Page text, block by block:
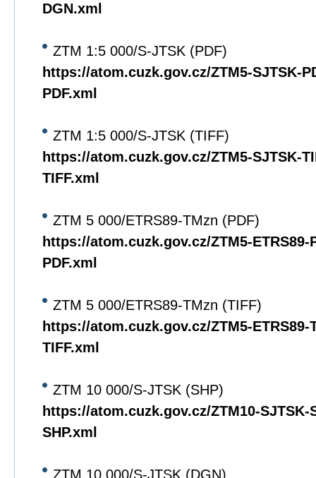
DGN.xml
ZTM 1:5 000/S-JTSK (PDF)
https://atom.cuzk.gov.cz/ZTM5-SJTSK-
PDF.xml
ZTM 1:5 000/S-JTSK (TIFF)
https://atom.cuzk.gov.cz/ZTM5-SJTSK-
TIFF.xml
ZTM 5 000/ETRS89-TMzn (PDF)
https://atom.cuzk.gov.cz/ZTM5-ETRS89-
PDF.xml
ZTM 5 000/ETRS89-TMzn (TIFF)
https://atom.cuzk.gov.cz/ZTM5-ETRS89-
TIFF.xml
ZTM 10 000/S-JTSK (SHP)
https://atom.cuzk.gov.cz/ZTM10-SJTSK-
SHP.xml
ZTM 10 000/S-JTSK (DGN)